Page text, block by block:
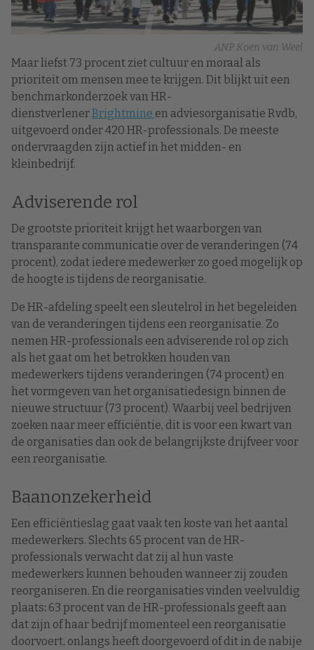
ANP Koen van Weel
Maar liefst 73 procent ziet cultuur en moraal als
prioriteit om mensen mee te krijgen. Dit blijkt uit een
benchmarkonderzoek van HR-
dienstverlenerBrightmine en adviesorganisatie Rvdb,
uitgevoerd onder 420 HR-professionals. De meeste
ondervraagden zijn actief in het midden- en
kleinbedrijf.
Adviserende rol
De grootste prioriteit krijgt het waarborgen van
transparante communicatie over de veranderingen (74
procent), zodat iedere medewerker zo goed mogelijk op
de hoogte is tijdens de reorganisatie.
De HR-afdeling speelt een sleutelrol in het begeleiden
van de veranderingen tijdens een reorganisatie. Zo
nemen HR-professionals een adviserende rol op zich
als het gaat om het betrokken houden van
medewerkers tijdens veranderingen (74 procent) en
het vormgeven van het organisatiedesign binnen de
nieuwe structuur (73 procent). Waarbij veel bedrijven
zoeken naar meer efficiëntie, dit is voor een kwart van
de organisaties dan ook de belangrijkste drijfveer voor
een reorganisatie.
Baanonzekerheid
Een efficiëntieslag gaat vaak ten koste van het aantal
medewerkers. Slechts 65 procent van de HR-
professionals verwacht dat zij al hun vaste
medewerkers kunnen behouden wanneer zij zouden
reorganiseren. En die reorganisaties vinden veelvuldig
plaats: 63 procent van de HR-professionals geeft aan
dat zijn of haar bedrijf momenteel een reorganisatie
doorvoert, onlangs heeft doorgevoerd of dit in de nabije